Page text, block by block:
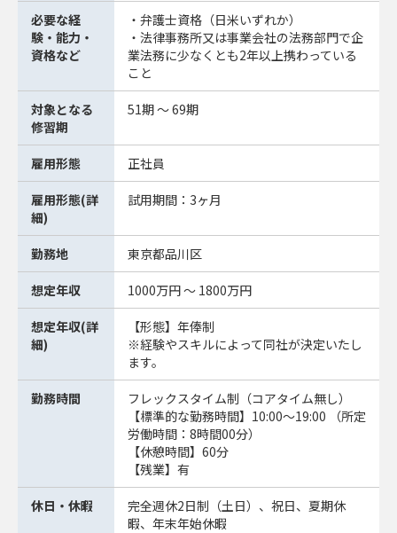
必要な経
験・能力・
資格など
・弁護士資格（日米いずれか）
・法律事務所又は事業会社の法務部門で企
業法務に少なくとも2年以上携わっている
こと
対象となる
修習期
51期 ～ 69期
雇用形態 正社員
雇用形態(詳
細)
試用期間：3ヶ月
勤務地 東京都品川区
想定年収 1000万円 ～ 1800万円
想定年収(詳
細)
【形態】年俸制
※経験やスキルによって同社が決定いたし
ます。
勤務時間
フレックスタイム制（コアタイム無し）
【標準的な勤務時間】10:00～19:00 （所定
労働時間：8時間00分）
【休憩時間】60分
【残業】有
休日・休暇
完全週休2日制（土日）、祝日、夏期休
暇、年末年始休暇